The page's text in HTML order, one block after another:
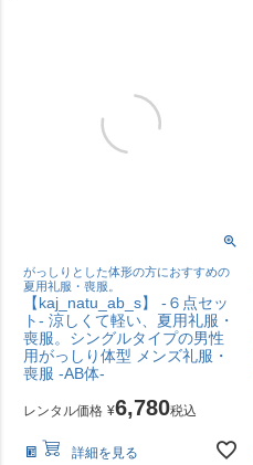
がっしりとした体形の方におすすめの
夏用礼服・喪服。
【kaj_natu_ab_s】 -６点セッ
ト- 涼しくて軽い、夏用礼服・
喪服。シングルタイプの男性
用がっしり体型 メンズ礼服・
喪服 -AB体-
レンタル価格 ¥6,780税込
詳細を見る